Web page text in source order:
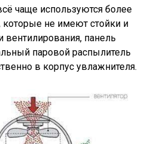
чаще используются более
не имеют стойки и
вентилирования, панель
паровой распылитель
в корпус увлажнителя.